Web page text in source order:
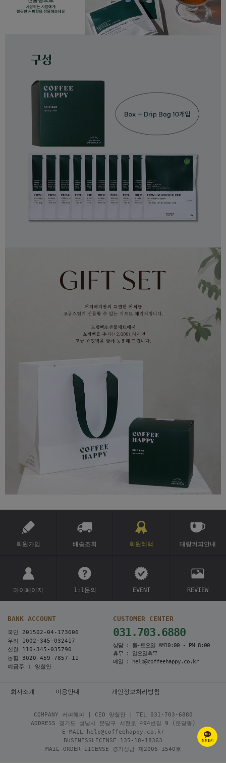
회원가입 배송조회 회원혜택 대량커피안내
마이페이지 1:1문의 EVENT REVIEW
BANK ACCOUNT
국민 201502-04-173606
우리 1002-345-032417
신한 110-345-035790
농협 3020-459-7857-11
예금주 : 양철안
CUSTOMER CENTER
031.703.6880
상담 : 월~토요일 AM10:00 - PM 8:00
휴무 : 일요일휴무
메일 : help@coffeehappy.co.kr
회사소개 이용안내 개인정보처리방침
COMPANY 커피해피 | CEO 양철안 | TEL
031-703-6880
ADDRESS 경기도 성남시 분당구 서현로 494번길 9 (분당동)
E-MAIL help@coffeehappy.co.kr
BUSINESSLICENSE 135-18-18363
MAIL-ORDER LICENSE 경기성남 제2006-1540호